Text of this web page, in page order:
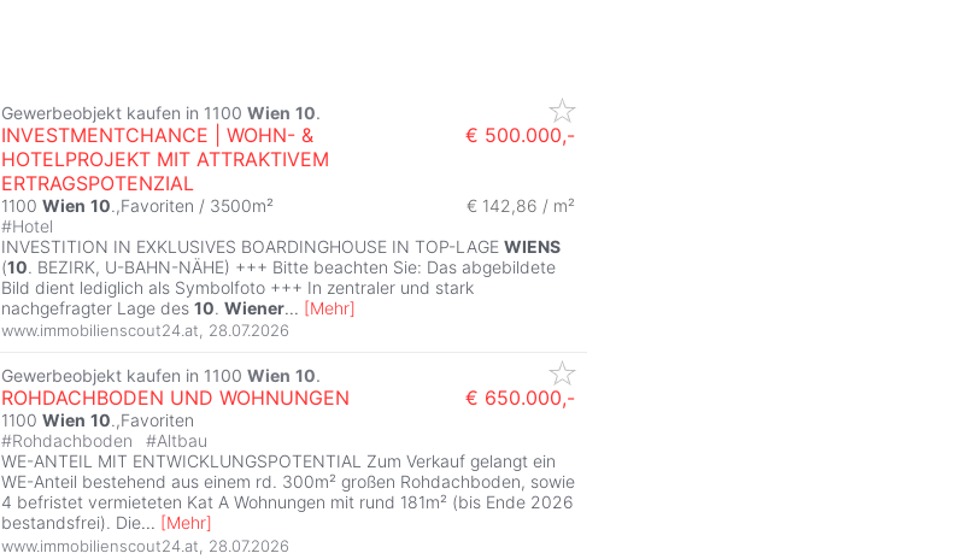
Gewerbeobjekt kaufen in 1100 Wien 10.
INVESTMENTCHANCE | WOHN- &
HOTELPROJEKT MIT ATTRAKTIVEM
ERTRAGSPOTENZIAL
€ 500.000,-
1100 Wien 10.,Favoriten / 3500m²
€ 142,86 / m²
#Hotel
INVESTITION IN EXKLUSIVES BOARDINGHOUSE IN TOP-LAGE WIENS
(10. BEZIRK, U-BAHN-NÄHE) +++ Bitte beachten Sie: Das abgebildete
Bild dient lediglich als Symbolfoto +++ In zentraler und stark
nachgefragter Lage des 10. Wiener... [Mehr]
www.immobilienscout24.at, 28.07.2026
Gewerbeobjekt kaufen in 1100 Wien 10.
ROHDACHBODEN UND WOHNUNGEN € 650.000,-
1100 Wien 10.,Favoriten
#Rohdachboden #Altbau
WE-ANTEIL MIT ENTWICKLUNGSPOTENTIAL Zum Verkauf gelangt ein
WE-Anteil bestehend aus einem rd. 300m² großen Rohdachboden, sowie
4 befristet vermieteten Kat A Wohnungen mit rund 181m² (bis Ende 2026
bestandsfrei). Die... [Mehr]
www.immobilienscout24.at 28.07.2026